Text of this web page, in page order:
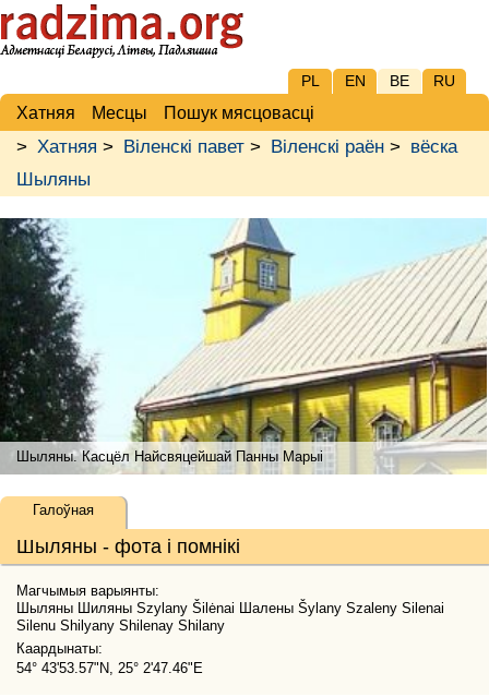
PL EN BE RU
Хатняя Месцы Пошук мясцовасці
> Хатняя > Віленскі павет > Віленскі раён > вёска
Шыляны
Шыляны. Касцёл Найсвяцейшай Панны Марыі
Шыляны - фота і помнікі
Галоўная
Магчымыя варыянты:
Шыляны Шиляны Szylany Šilėnai Шалены Šylany Szaleny Silenai
Silenu Shilyany Shilenay Shilany
Каардынаты:
54° 43'53.57"N, 25° 2'47.46"E